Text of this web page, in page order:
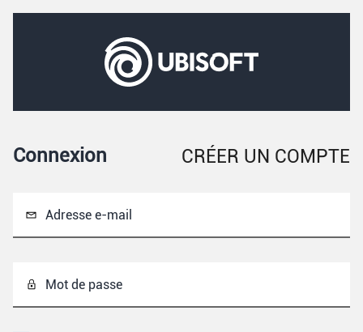
Connexion CRÉER UN COMPTE
Adresse e-mail
Mot de passe